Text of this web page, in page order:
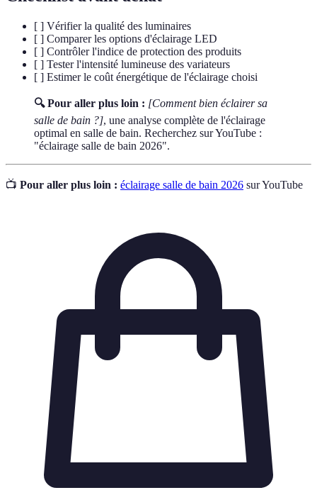
[ ] Vérifier la qualité des luminaires
[ ] Comparer les options d'éclairage LED
[ ] Contrôler l'indice de protection des produits
[ ] Tester l'intensité lumineuse des variateurs
[ ] Estimer le coût énergétique de l'éclairage choisi
🔍 Pour aller plus loin : [Comment bien éclairer sa
salle de bain ?], une analyse complète de l'éclairage
optimal en salle de bain. Recherchez sur YouTube :
"éclairage salle de bain 2026".
📺 Pour aller plus loin : éclairage salle de bain 2026 sur YouTube